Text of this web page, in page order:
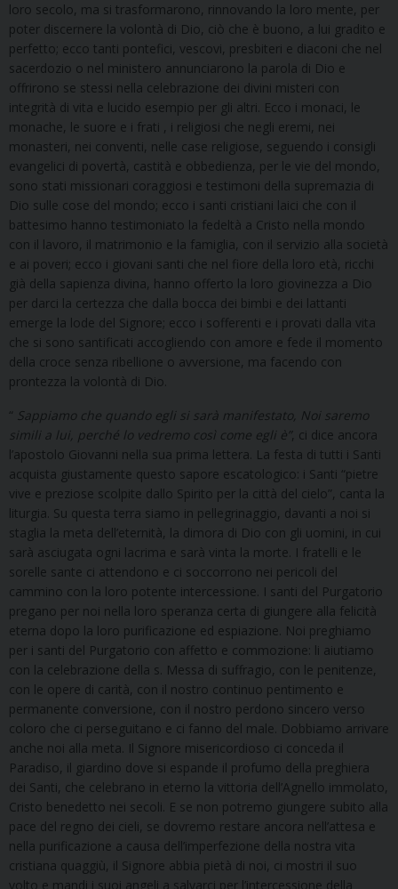
loro secolo, ma si trasformarono, rinnovando la loro mente, per
poter discernere la volontà di Dio, ciò che è buono, a lui gradito e
perfetto; ecco tanti pontefici, vescovi, presbiteri e diaconi che nel
sacerdozio o nel ministero annunciarono la parola di Dio e
offrirono se stessi nella celebrazione dei divini misteri con
integrità di vita e lucido esempio per gli altri. Ecco i monaci, le
monache, le suore e i frati , i religiosi che negli eremi, nei
monasteri, nei conventi, nelle case religiose, seguendo i consigli
evangelici di povertà, castità e obbedienza, per le vie del mondo,
sono stati missionari coraggiosi e testimoni della supremazia di
Dio sulle cose del mondo; ecco i santi cristiani laici che con il
battesimo hanno testimoniato la fedeltà a Cristo nella mondo
con il lavoro, il matrimonio e la famiglia, con il servizio alla società
e ai poveri; ecco i giovani santi che nel fiore della loro età, ricchi
già della sapienza divina, hanno offerto la loro giovinezza a Dio
per darci la certezza che dalla bocca dei bimbi e dei lattanti
emerge la lode del Signore; ecco i sofferenti e i provati dalla vita
che si sono santificati accogliendo con amore e fede il momento
della croce senza ribellione o avversione, ma facendo con
prontezza la volontà di Dio.
“ Sappiamo che quando egli si sarà manifestato, Noi saremo
simili a lui, perché lo vedremo così come egli è”, ci dice ancora
l’apostolo Giovanni nella sua prima lettera. La festa di tutti i Santi
acquista giustamente questo sapore escatologico: i Santi “pietre
vive e preziose scolpite dallo Spirito per la città del cielo”, canta la
liturgia. Su questa terra siamo in pellegrinaggio, davanti a noi si
staglia la meta dell’eternità, la dimora di Dio con gli uomini, in cui
sarà asciugata ogni lacrima e sarà vinta la morte. I fratelli e le
sorelle sante ci attendono e ci soccorrono nei pericoli del
cammino con la loro potente intercessione. I santi del Purgatorio
pregano per noi nella loro speranza certa di giungere alla felicità
eterna dopo la loro purificazione ed espiazione. Noi preghiamo
per i santi del Purgatorio con affetto e commozione: li aiutiamo
con la celebrazione della s. Messa di suffragio, con le penitenze,
con le opere di carità, con il nostro continuo pentimento e
permanente conversione, con il nostro perdono sincero verso
coloro che ci perseguitano e ci fanno del male. Dobbiamo arrivare
anche noi alla meta. Il Signore misericordioso ci conceda il
Paradiso, il giardino dove si espande il profumo della preghiera
dei Santi, che celebrano in eterno la vittoria dell’Agnello immolato,
Cristo benedetto nei secoli. E se non potremo giungere subito alla
pace del regno dei cieli, se dovremo restare ancora nell’attesa e
nella purificazione a causa dell’imperfezione della nostra vita
cristiana quaggiù, il Signore abbia pietà di noi, ci mostri il suo
volto e mandi i suoi angeli a salvarci per l’intercessione della